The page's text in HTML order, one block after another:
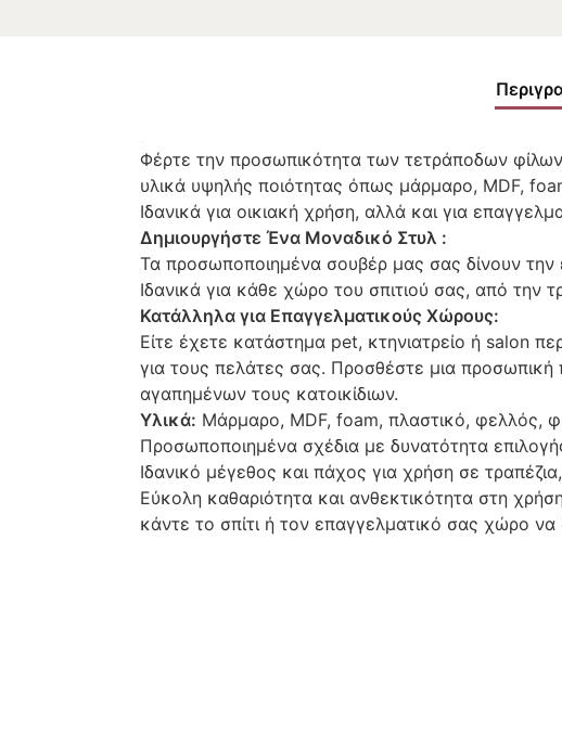
Φέρτε την προσωπικότητα των τετράποδων
υλικά υψηλής ποιότητας όπως μάρμαρο, MDF,
Ιδανικά για οικιακή χρήση, αλλά και για
Δημιουργήστε Ένα Μοναδικό Στυλ :
Τα προσωποποιημένα σουβέρ μας σας δίνουν την
Ιδανικά για κάθε χώρο του σπιτιού σας, από την
Κατάλληλα για Επαγγελματικούς Χώρους:
Είτε έχετε κατάστημα pet, κτηνιατρείο ή salon
για τους πελάτες σας. Προσθέστε μια
αγαπημένων τους κατοικίδιων.
Υλικά: Μάρμαρο, MDF, foam, πλαστικό, φελλός,
Προσωποποιημένα σχέδια με δυνατότητα
Ιδανικό μέγεθος και πάχος για χρήση σε
Εύκολη καθαριότητα και ανθεκτικότητα στη
κάντε το σπίτι ή τον επαγγελματικό σας χώρο